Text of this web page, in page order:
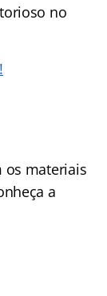
no
os materiais
a